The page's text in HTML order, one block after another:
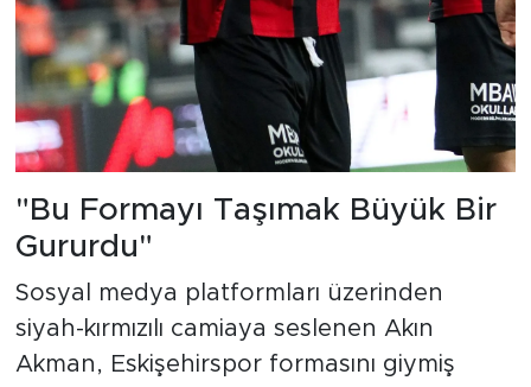
"Bu Formayı Taşımak Büyük Bir
Gururdu"
Sosyal medya platformları üzerinden
siyah-kırmızılı camiaya seslenen Akın
Akman, Eskişehirspor formasını giymiş